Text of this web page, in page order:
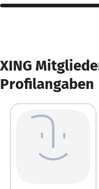
XING
Profilangaben